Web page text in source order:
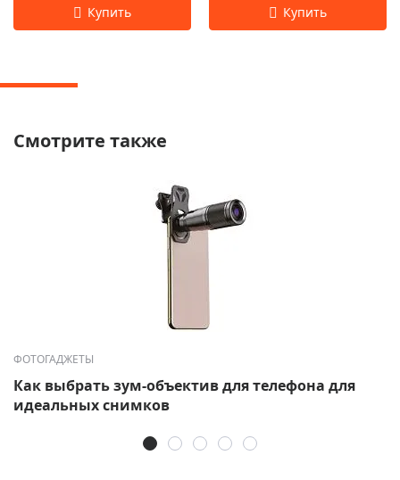
Смотрите также
ФОТОГАДЖЕТЫ
Как выбрать зум-объектив для телефона для
идеальных снимков